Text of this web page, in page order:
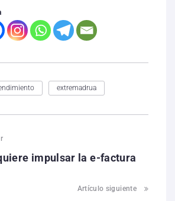
extremadrua
impulsar la e-factura
Artículo siguiente